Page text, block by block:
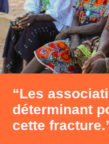
“Les
déterminant
cette